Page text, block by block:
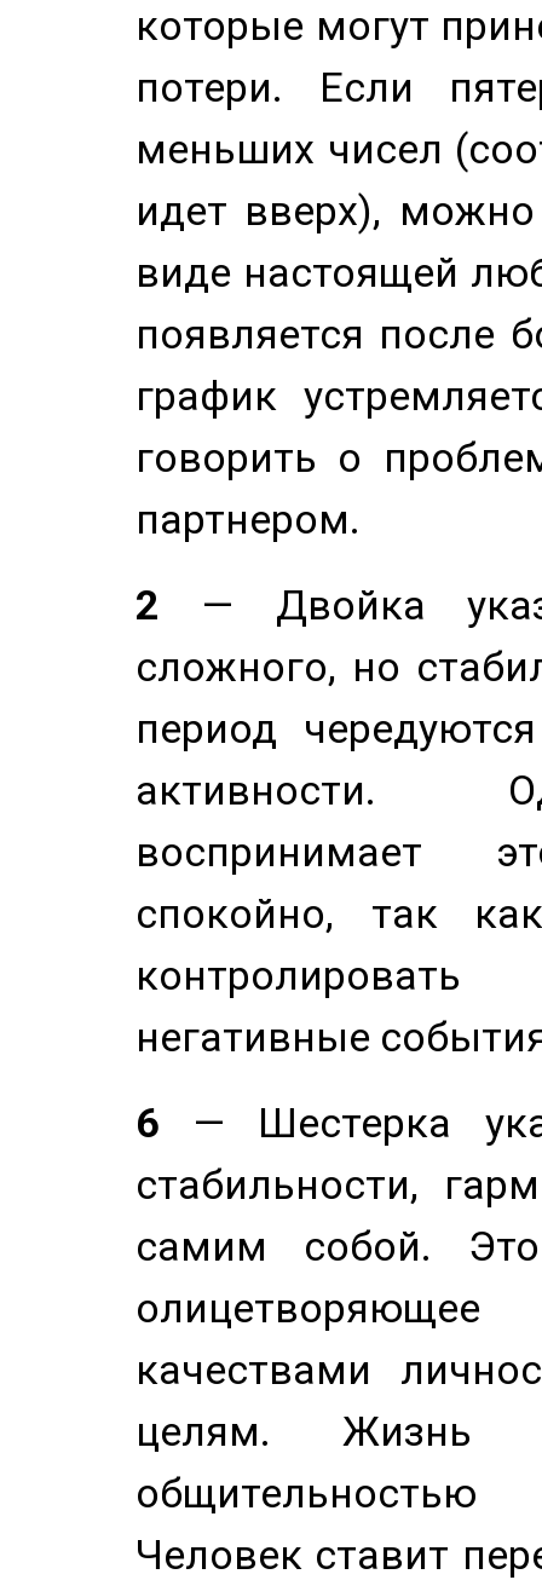
которые могут
потери. Если
меньших чисел
идет вверх),
виде настоящей
появляется после
график
говорить о
партнером.
2 — Двойка
сложного, но
период
активности.
воспринимает
спокойно, так
негативные
6 — Шестерка
стабильности,
самим собой.
качествами
целям. Жизнь
Человек ставит